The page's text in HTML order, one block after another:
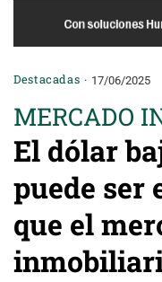
Destacadas 17/06/2025
MERCADO
El dólar
puede ser
que el